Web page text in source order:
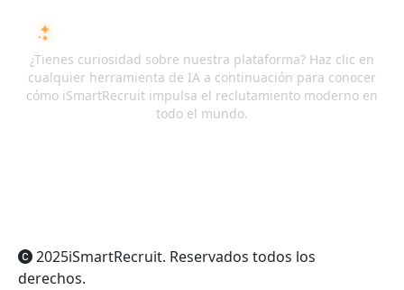
¿Tienes curiosidad sobre nuestra plataforma? Haz clic en
cualquier herramienta de IA a continuación para conocer
cómo iSmartRecruit impulsa el reclutamiento moderno en
todo el mundo.
2025iSmartRecruit. Reservados todos los
derechos.